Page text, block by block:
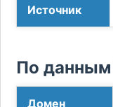
Источник
По данным
Домен